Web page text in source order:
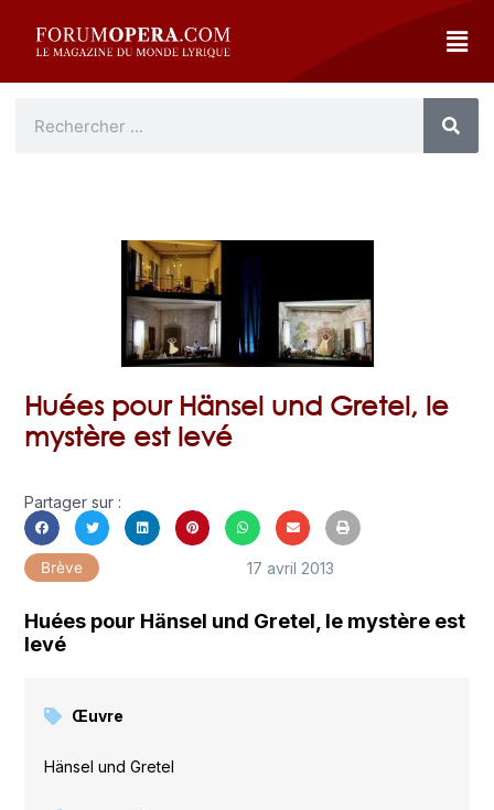
Huées pour Hänsel und Gretel, le
mystère est levé
Partager sur :
Brève 17 avril 2013
Huées pour Hänsel und Gretel, le mystère est
levé
Œuvre
Hänsel und Gretel